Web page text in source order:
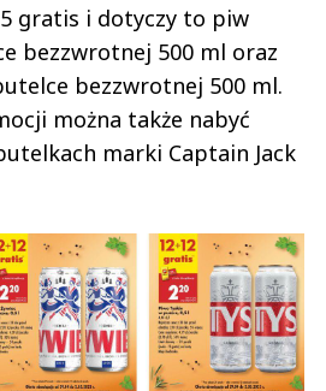
gratis i dotyczy to piw
bezzwrotnej 500 ml oraz
bezzwrotnej 500 ml.
można także nabyć
marki Captain Jack